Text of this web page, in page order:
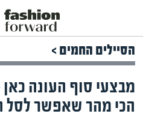
הסיילים החמים >
מבצעי סוף העונה
הכי מהר שאפשר לסל